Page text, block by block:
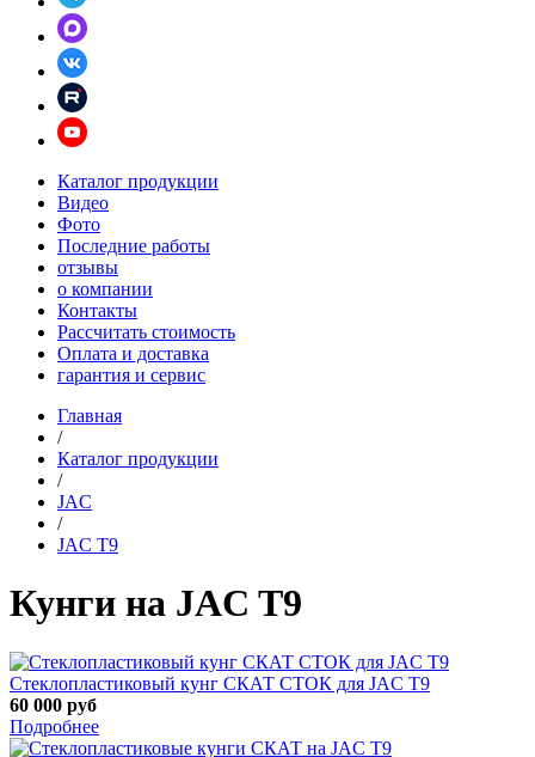
Каталог продукции
Видео
Фото
Последние работы
отзывы
о компании
Контакты
Рассчитать стоимость
Оплата и доставка
гарантия и сервис
Главная
/
Каталог продукции
/
JAC
/
JAC T9
Кунги на JAC T9
Стеклопластиковый кунг СКАТ СТОК для JAC T9
60 000 руб
Подробнее